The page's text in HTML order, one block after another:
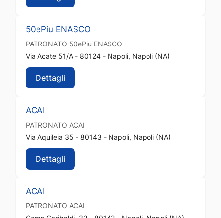
50ePiu ENASCO
PATRONATO 50ePiu ENASCO
Via Acate 51/A - 80124 - Napoli, Napoli (NA)
Dettagli
ACAI
PATRONATO ACAI
Via Aquileia 35 - 80143 - Napoli, Napoli (NA)
Dettagli
ACAI
PATRONATO ACAI